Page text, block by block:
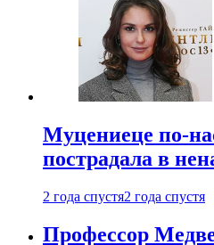
Муцениеце по-
пострадала в
2 года спустя2 года спустя
Профессор